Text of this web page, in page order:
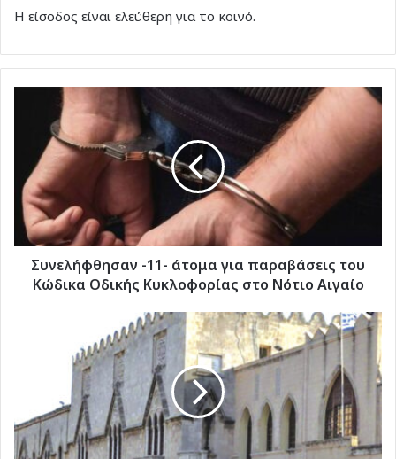
Η είσοδος είναι ελεύθερη για το κοινό.
Συνελήφθησαν
παραβάσεις
του
Κώδικα
Οδικής
Κυκλοφορίας
στο
Νότιο
Συνελήφθησαν -11- άτομα για παραβάσεις του
Κώδικα Οδικής Κυκλοφορίας στο Νότιο Αιγαίο
Περιφέρειας
Σίφνου
για
την